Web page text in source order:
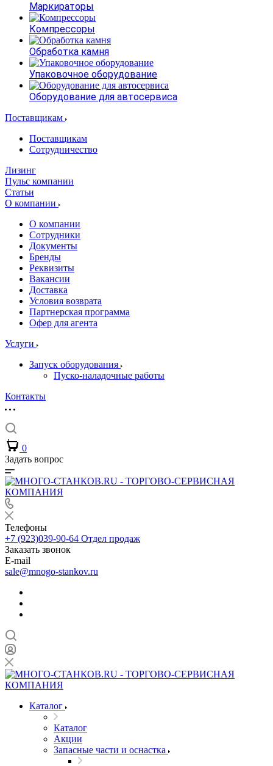
Маркираторы
Компрессоры
Обработка камня
Упаковочное оборудование
Оборудование для автосервиса
Поставщикам
Поставщикам
Сотрудничество
Лизинг
Пульс компании
Статьи
О компании
О компании
Сотрудники
Документы
Бренды
Реквизиты
Вакансии
Доставка
Условия возврата
Партнерская программа
Офер для агента
Услуги
Запуск оборудования
Пуско-наладочные работы
Контакты
0
Задать вопрос
Телефоны
+7 (923)039-90-64 Отдел продаж
Заказать звонок
E-mail
sale@mnogo-stankov.ru
Каталог
Каталог
Акции
Запасные части и оснастка